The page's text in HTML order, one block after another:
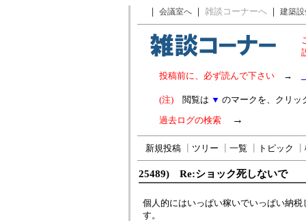
｜ 会議室へ ｜ 雑談コーナーへ ｜ 建築
投稿前に、必ず読んで下さい →
(注) 閲覧は ▼ のマークを、クリッ
過去ログの検索 →
新規投稿 ツリー 一覧 トピック
25489) Re:ショック死しないで
個人的にはいっぱい稼いでいっぱい納
す。